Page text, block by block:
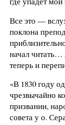
Все это —
поклона
начал
теперь и
«В 1830 году
чрезвычайно
призвании,
совета у о.